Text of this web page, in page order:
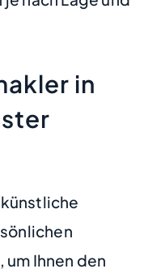
in
Ihnen den